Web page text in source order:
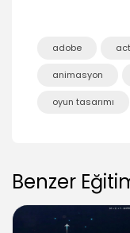
For
04:44
While
Değişkenler
01:56
Veri türleri ve
01:51
adobe
animasyon
oyun tasarımı
Benzer